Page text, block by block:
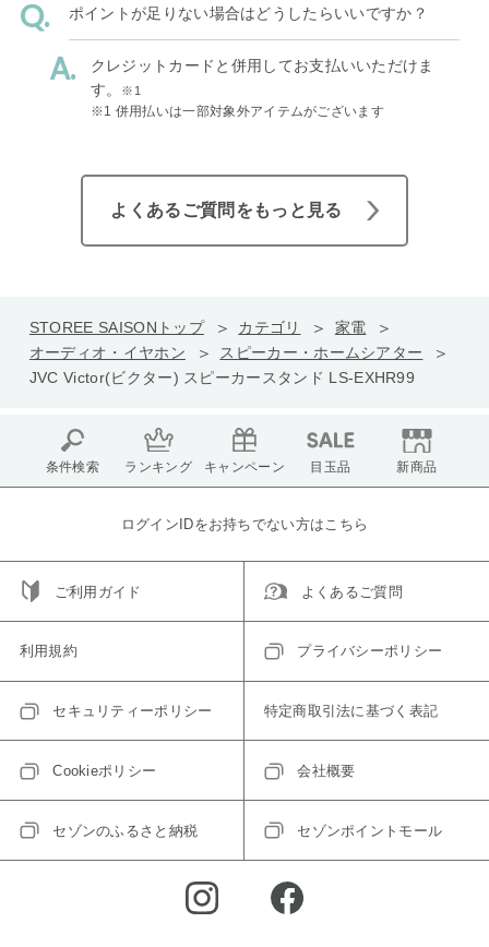
ポイントが足りない場合はどうしたらいいですか？
クレジットカードと併用してお支払いいただけま
す。
※1
※1 併用払いは一部対象外アイテムがございます
よくあるご質問をもっと見る
STOREE SAISONトップ カテゴリ
家電
オーディオ・イヤホン
スピーカー・ホームシアター
JVC Victor(ビクター) スピーカースタンド LS-EXHR99
条件検索 ランキング キャンペーン 目玉品 新商品
ログインIDをお持ちでない方はこちら
ご利用ガイド よくあるご質問
利用規約 プライバシーポリシー
セキュリティーポリシー 特定商取引法に基づく表記
Cookieポリシー 会社概要
セゾンのふるさと納税 セゾンポイントモール